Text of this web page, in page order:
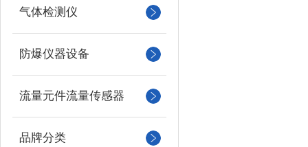
气体检测仪
防爆仪器设备
流量元件流量传感器
品牌分类